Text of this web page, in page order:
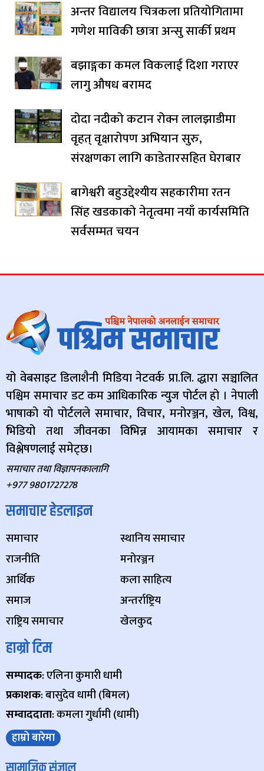
अन्तर विद्यालय चित्रकला प्रतियोगितामा
गणेश माविकी छात्रा अन्सु सार्की प्रथम
बझाङ्गका कमल विकलाई दिशा गराएर
लागु औषध बरामद
दोदा नदीको कटान रोक्न लालझाडीमा
वृहत् वृक्षारोपण अभियान सुरु,
संरक्षणका लागि काडेतारसहित घेराबार
बागेश्वरी बहुउद्देश्यीय सहकारीमा रतन
सिंह खडकाको नेतृत्वमा नयाँ कार्यसमिति
सर्वसम्मत चयन
यो वेबसाइट डिलाशैनी मिडिया नेटवर्क प्रा.लि. द्धारा सञ्चालित
पश्चिम समाचार डट कम आधिकारिक न्युज पोर्टल हो । नेपाली
भाषाको यो पोर्टलले समाचार, विचार, मनोरञ्जन, खेल, विश्व,
भिडियो तथा जीवनका विभिन्न आयामका समाचार र
विश्लेषणलाई समेट्छ।
समाचार तथा विज्ञापनकालागि
+977 9801727278
समाचार हेडलाइन
समाचार
राजनीति
आर्थिक
समाज
राष्ट्रिय समाचार
स्थानिय समाचार
मनोरञ्जन
कला साहित्य
अन्तर्राष्ट्रिय
खेलकुद
हाम्रो टिम
सम्पादक: एलिना कुमारी धामी
प्रकाशक: बासुदेव धामी (बिमल)
सम्वाददाता: कमला गुर्धामी (धामी)
हाम्रो बारेमा